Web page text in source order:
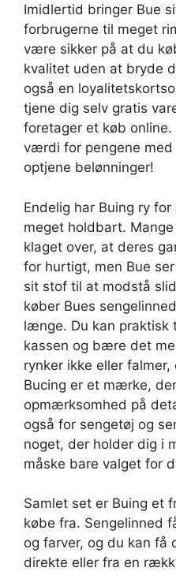
Imidlertid bringer Bue
forbrugerne til meget
være sikker på at du
kvalitet uden at bryde
også en
tjene dig selv gratis
foretager et køb
værdi for pengene med
optjene belønninger!
Endelig har Buing ry
meget holdbart.
klaget over, at deres
for hurtigt, men Bue
sit stof til at modstå
køber Bues
længe. Du kan praktisk
kassen og bære det
rynker ikke eller
Bucing er et mærke,
opmærksomhed på
også for sengetøj og
noget, der holder dig i
måske bare valget for
Samlet set er Buing et
købe fra. Sengelinned
og farver, og du kan
direkte eller fra en